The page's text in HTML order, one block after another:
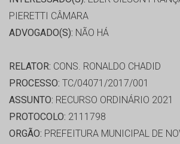
PIERETTI CÂMARA
ADVOGADO(S): NÃO HÁ
RELATOR: CONS. RONALDO CHADID
PROCESSO: TC/04071/2017/001
ASSUNTO: RECURSO ORDINÁRIO 2021
PROTOCOLO: 2111798
ORGÃO: PREFEITURA MUNICIPAL DE